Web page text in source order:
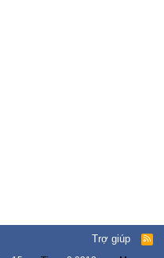
Trợ giúp
R